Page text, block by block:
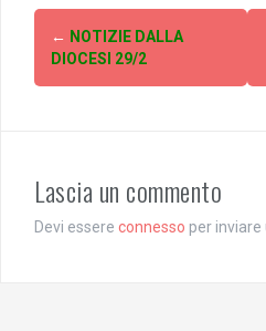
Post
navigation
← NOTIZIE DALLA
DIOCESI 29/2
Lascia un commento
Devi essere connesso per